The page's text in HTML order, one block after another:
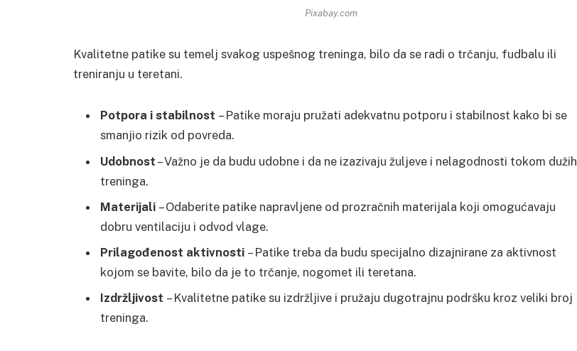
Pixabay.com
Kvalitetne patike su temelj svakog uspešnog treninga, bilo da se radi o trčanju, fudbalu ili
treniranju u teretani.
Potpora i stabilnost – Patike moraju pružati adekvatnu potporu i stabilnost kako bi se
smanjio rizik od povreda.
Udobnost – Važno je da budu udobne i da ne izazivaju žuljeve i nelagodnosti tokom dužih
treninga.
Materijali – Odaberite patike napravljene od prozračnih materijala koji omogućavaju
dobru ventilaciju i odvod vlage.
Prilagođenost aktivnosti – Patike treba da budu specijalno dizajnirane za aktivnost
kojom se bavite, bilo da je to trčanje, nogomet ili teretana.
Izdržljivost – Kvalitetne patike su izdržljive i pružaju dugotrajnu podršku kroz veliki broj
treninga.